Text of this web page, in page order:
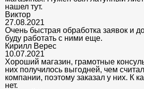
нашел тут.
Виктор
27.08.2021
Очень быстрая обработка заявок и
буду работать с ними еще.
Кирилл Верес
10.07.2021
Хороший магазин, грамотные
них получилось выгодней, чем
компании, поэтому заказал у них. К
нет.